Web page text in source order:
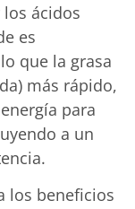
ácidos
es
que la grasa
más rápido,
para
a un
los beneficios